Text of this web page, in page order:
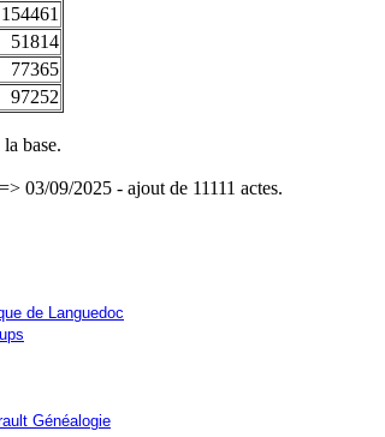
154461
51814
77365
97252
base.
03/09/2025 - ajout de 11111 actes.
de Languedoc
Généalogie